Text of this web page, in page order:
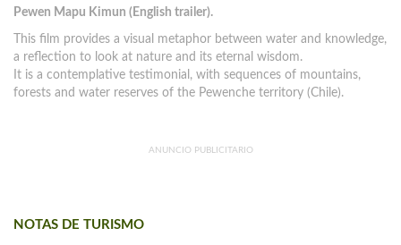
Pewen Mapu Kimun (English trailer).
This film provides a visual metaphor between water and knowledge,
a reflection to look at nature and its eternal wisdom.
It is a contemplative testimonial, with sequences of mountains,
forests and water reserves of the Pewenche territory (Chile).
ANUNCIO PUBLICITARIO
NOTAS DE TURISMO